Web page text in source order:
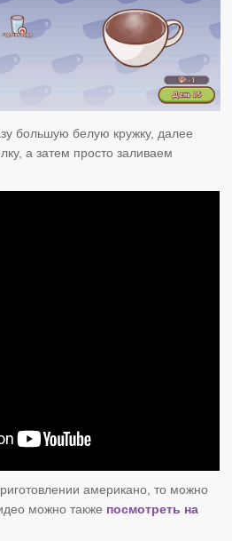
большую белую кружку, далее
а затем просто заливаем
американо, то можно
можно также посмотреть на